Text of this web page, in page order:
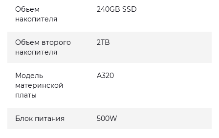
Объем
накопителя
240GB SSD
Объем второго
накопителя
2TB
Модель
материнской
платы
A320
Блок питания 500W